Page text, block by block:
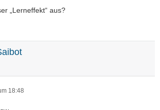
„Lerneffekt“ aus?
18:48